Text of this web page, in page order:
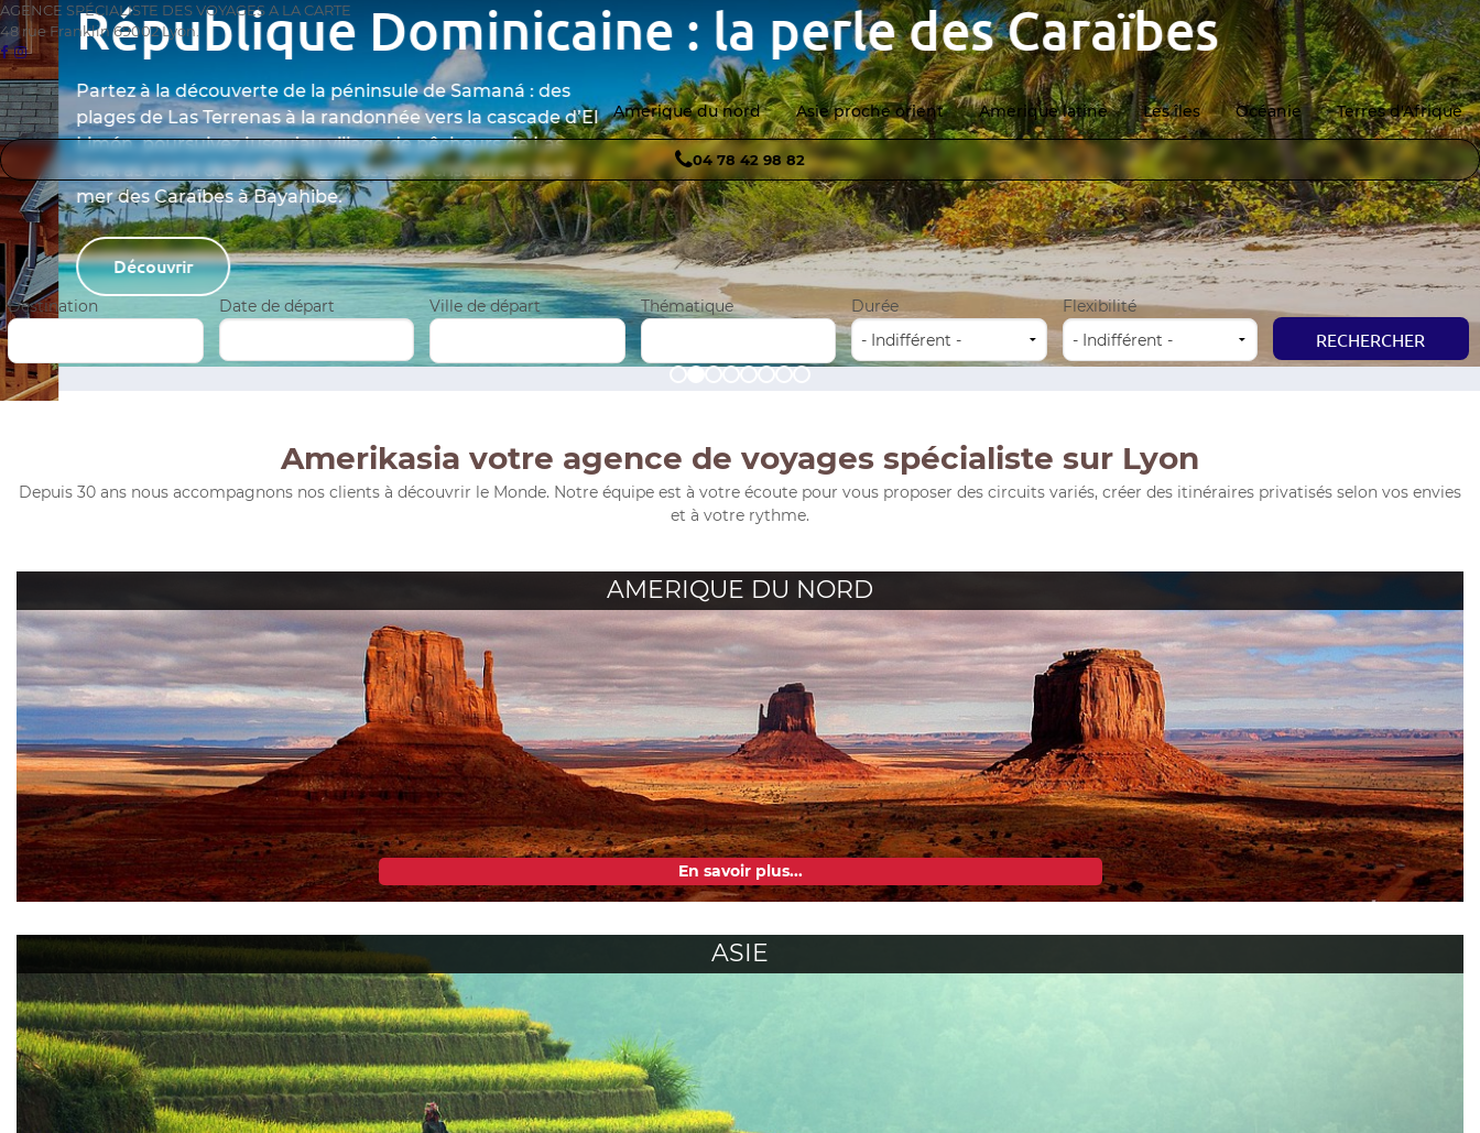
République Dominicaine : la perle des Caraïbes
Partez à la découverte de la péninsule de Samaná : des
plages de Las Terrenas à la randonnée vers la cascade d’El
Limón, poursuivez jusqu’au village de pêcheurs de Las
Galeras avant de plonger dans les eaux cristallines de la
mer des Caraïbes à Bayahibe.
Découvrir
AGENCE SPÉCIALISTE DES VOYAGES A LA CARTE
48 rue Franklin 69002 Lyon.
Amerique du nord Asie proche orient Amerique latine Les îles Océanie Terres d'Afrique
04 78 42 98 82
Destination Date de départ Ville de départ Thématique Durée Flexibilité
Amerikasia votre agence de voyages spécialiste sur Lyon
Depuis 30 ans nous accompagnons nos clients à découvrir le Monde. Notre équipe est à votre écoute pour vous proposer des circuits variés, créer des itinéraires privatisés selon vos envies
et à votre rythme.
AMERIQUE DU NORD
En savoir plus...
ASIE